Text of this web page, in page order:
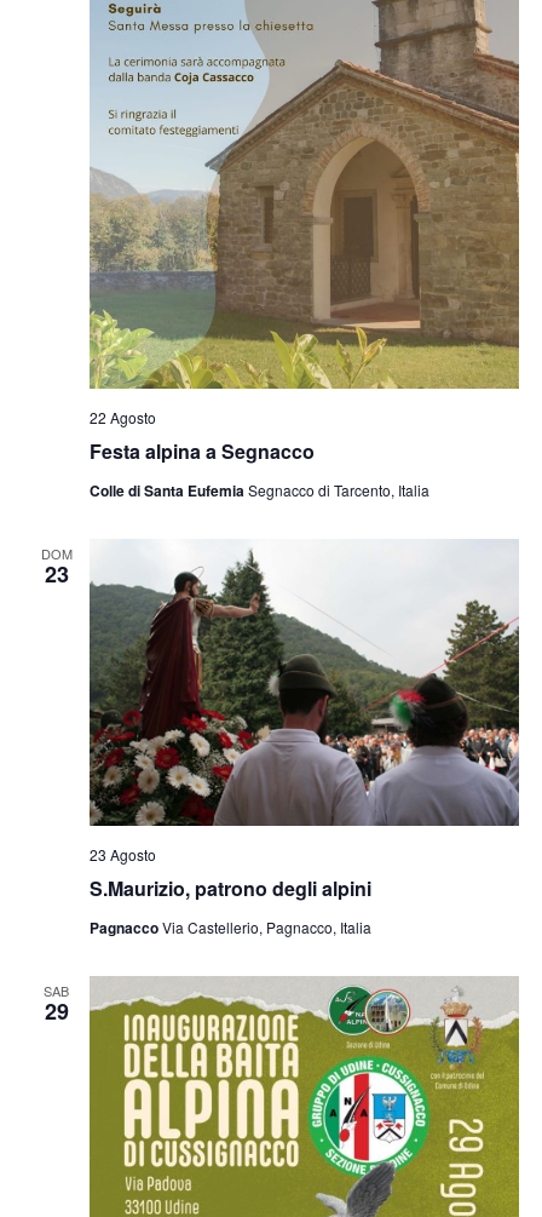
Festa alpina a Segnacco
22 Agosto
Colle di Santa EufemiaSegnacco di Tarcento, Italia
DOM
23
S.Maurizio, patrono degli alpini
23 Agosto
PagnaccoVia Castellerio, Pagnacco, Italia
SAB
29